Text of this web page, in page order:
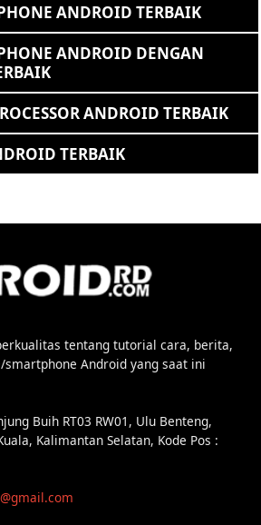
ANDROID TERBAIK
ANDROID DENGAN
ANDROID TERBAIK
TERBAIK
tentang tutorial cara, berita,
Android yang saat ini
Buih RT03 RW01, Ulu Benteng,
Kalimantan Selatan, Kode Pos :